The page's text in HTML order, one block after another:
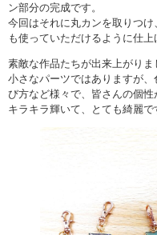
ン部分の完成です。
今回はそれに丸カンを取りつ
も使っていただけるように仕上
素敵な作品たちが出来上がりま
小さなパーツではありますが
び方など様々で、皆さんの個性
キラキラ輝いて、とても綺麗で